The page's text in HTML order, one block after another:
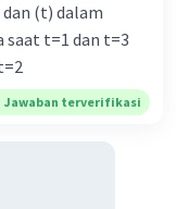
(t) dalam
t=1 dan t=3
Jawaban terverifikasi